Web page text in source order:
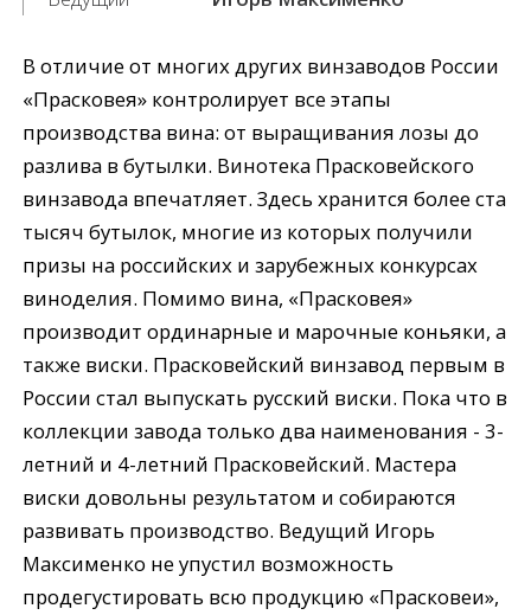
В отличие от многих других винзаводов России
«Прасковея» контролирует все этапы
производства вина: от выращивания лозы до
разлива в бутылки. Винотека Прасковейского
винзавода впечатляет. Здесь хранится более ста
тысяч бутылок, многие из которых получили
призы на российских и зарубежных конкурсах
виноделия. Помимо вина, «Прасковея»
производит ординарные и марочные коньяки, а
также виски. Прасковейский винзавод первым в
России стал выпускать русский виски. Пока что в
коллекции завода только два наименования - 3-
летний и 4-летний Прасковейский. Мастера
виски довольны результатом и собираются
развивать производство. Ведущий Игорь
Максименко не упустил возможность
продегустировать всю продукцию «Прасковеи»,